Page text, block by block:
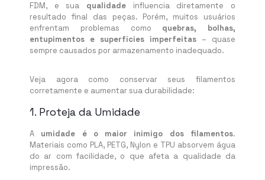
FDM, e sua qualidade influencia diretamente o
resultado final das peças. Porém, muitos usuários
enfrentam problemas como quebras, bolhas,
entupimentos e superfícies imperfeitas – quase
sempre causados por armazenamento inadequado.
Veja agora como conservar seus filamentos
corretamente e aumentar sua durabilidade:
1. Proteja da Umidade
A umidade é o maior inimigo dos filamentos.
Materiais como PLA, PETG, Nylon e TPU absorvem água
do ar com facilidade, o que afeta a qualidade da
impressão.